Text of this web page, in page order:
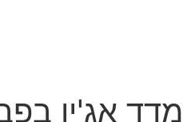
מדד אג'יו